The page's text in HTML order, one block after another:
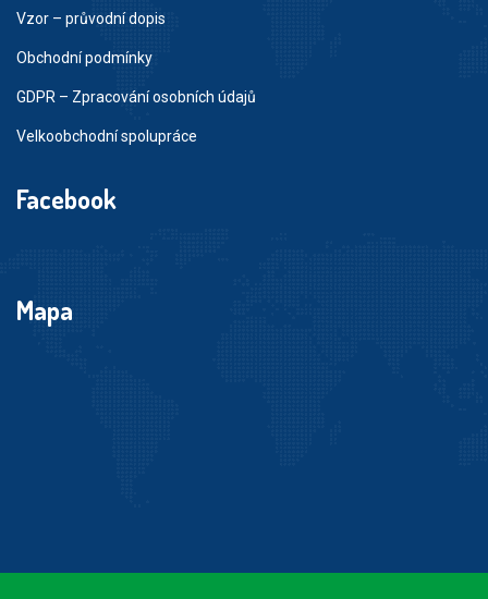
Vzor – průvodní dopis
Obchodní podmínky
GDPR – Zpracování osobních údajů
Velkoobchodní spolupráce
Facebook
Mapa